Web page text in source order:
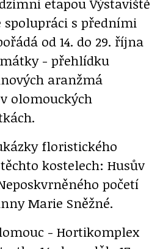
spolupráci s předními
od 14. do 29. října
- přehlídku
aranžmá
olomouckých
floristického
kostelech: Husův
početí
Marie Sněžné.
- Hortikomplex